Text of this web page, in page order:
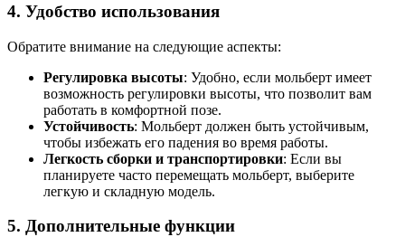
4. Удобство использования
Обратите внимание на следующие аспекты:
Регулировка высоты: Удобно, если мольберт имеет
возможность регулировки высоты, что позволит вам
работать в комфортной позе.
Устойчивость: Мольберт должен быть устойчивым,
чтобы избежать его падения во время работы.
Легкость сборки и транспортировки: Если вы
планируете часто перемещать мольберт, выберите
легкую и складную модель.
5. Дополнительные функции